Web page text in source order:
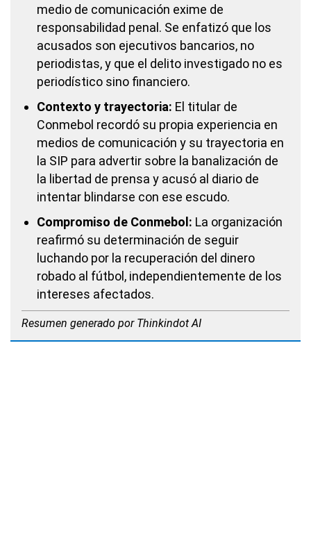
medio de comunicación exime de
responsabilidad penal. Se enfatizó que los
acusados son ejecutivos bancarios, no
periodistas, y que el delito investigado no es
periodístico sino financiero.
Contexto y trayectoria: El titular de
Conmebol recordó su propia experiencia en
medios de comunicación y su trayectoria en
la SIP para advertir sobre la banalización de
la libertad de prensa y acusó al diario de
intentar blindarse con ese escudo.
Compromiso de Conmebol: La organización
reafirmó su determinación de seguir
luchando por la recuperación del dinero
robado al fútbol, independientemente de los
intereses afectados.
Resumen generado por Thinkindot AI